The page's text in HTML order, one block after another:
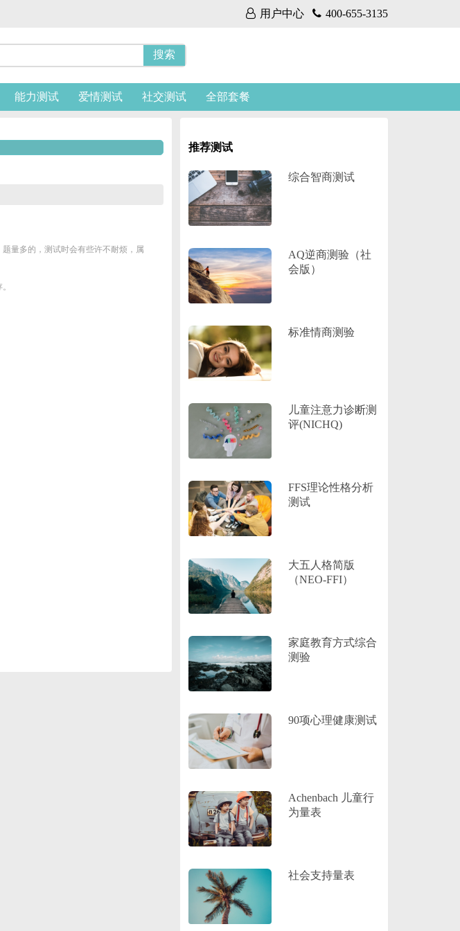
量多的，测试时会有些许不耐烦，属
推荐测试
综合智商测试
AQ逆商测验（社
会版）
标准情商测验
儿童注意力诊断测
评(NICHQ)
FFS理论性格分析
测试
大五人格简版
（NEO-FFI）
家庭教育方式综合
测验
90项心理健康测试
Achenbach 儿童行
为量表
社会支持量表
用户中心 400-655-3135
搜索
能力测试 爱情测试 社交测试 全部套餐
用户中心 400-655-3135